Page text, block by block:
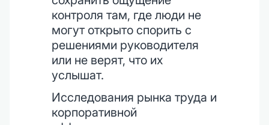
контроля там, где люди не
могут открыто спорить с
решениями руководителя
или не верят, что их
услышат.
Исследования рынка труда и
корпоративной